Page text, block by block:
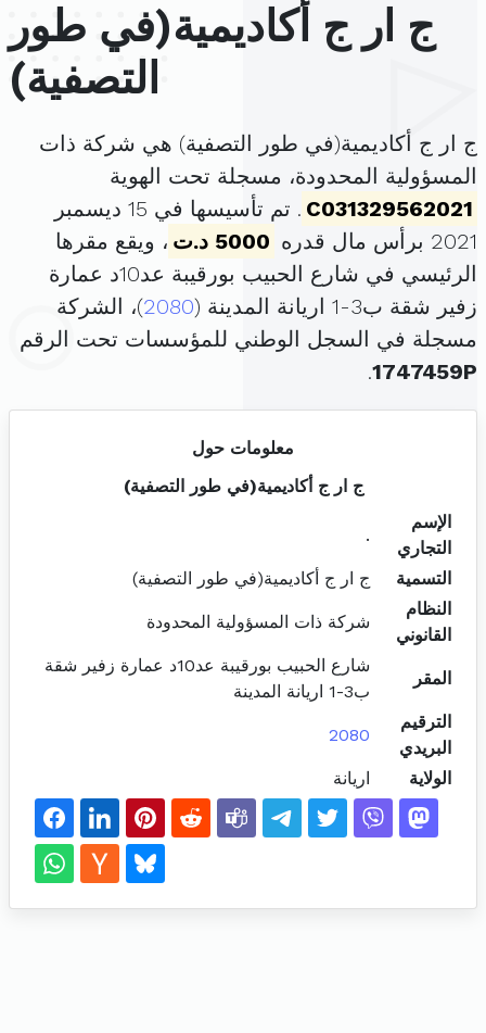
ج ار ج أكاديمية(في طور
التصفية)
ج ار ج أكاديمية(في طور التصفية) هي شركة ذات
المسؤولية المحدودة، مسجلة تحت الهوية
C031329562021
. تم تأسيسها في 15 ديسمبر
2021 برأس مال قدره
5000 د.ت
، ويقع مقرها
الرئيسي في شارع الحبيب بورقيبة عد10د عمارة
زفير شقة ب3-1 اريانة المدينة (
2080)، الشركة
مسجلة في السجل الوطني للمؤسسات تحت الرقم
1747459P
.
معلومات حول
ج ار ج أكاديمية(في طور التصفية)
الإسم
التجاري
.
التسمية
ج ار ج أكاديمية(في طور التصفية)
النظام
القانوني
شركة ذات المسؤولية المحدودة
المقر
شارع الحبيب بورقيبة عد10د عمارة زفير شقة
ب3-1 اريانة المدينة
الترقيم
البريدي
2080
الولاية اريانة